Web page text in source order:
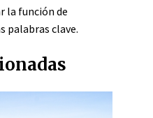
la función de
palabras clave.